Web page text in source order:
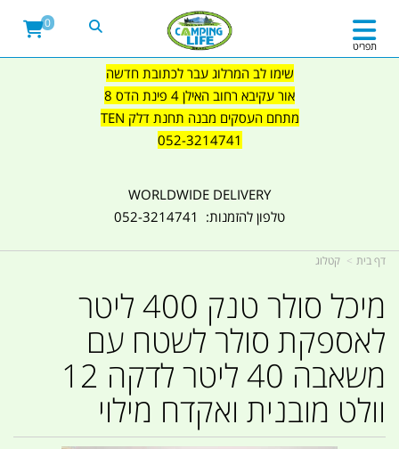
שימו לב המרלוג עבר לכתובת חדשה
אור עקיבא רחוב האילן 4 פינת הדס 8
מתחם העסקים מבנה תחנת דלק TEN
052-3214741
WORLDWIDE DELIVERY
טלפון להזמנות: 052-3214741
תפריט
0
דף בית קטלוג
מיכל סולר טנק 400 ליטר
לאספקת סולר לשטח עם
משאבה 40 ליטר לדקה 12
וולט מובנית ואקדח מילוי